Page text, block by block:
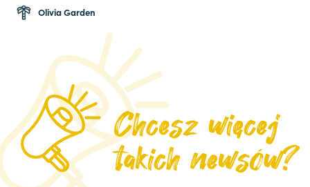
Olivia Garden